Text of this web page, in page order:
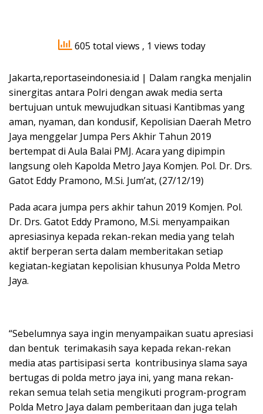
605 total views , 1 views today
Jakarta,reportaseindonesia.id | Dalam rangka menjalin
sinergitas antara Polri dengan awak media serta
bertujuan untuk mewujudkan situasi Kantibmas yang
aman, nyaman, dan kondusif, Kepolisian Daerah Metro
Jaya menggelar Jumpa Pers Akhir Tahun 2019
bertempat di Aula Balai PMJ. Acara yang dipimpin
langsung oleh Kapolda Metro Jaya Komjen. Pol. Dr. Drs.
Gatot Eddy Pramono, M.Si. Jum’at, (27/12/19)
Pada acara jumpa pers akhir tahun 2019 Komjen. Pol.
Dr. Drs. Gatot Eddy Pramono, M.Si. menyampaikan
apresiasinya kepada rekan-rekan media yang telah
aktif berperan serta dalam memberitakan setiap
kegiatan-kegiatan kepolisian khusunya Polda Metro
Jaya.
“Sebelumnya saya ingin menyampaikan suatu apresiasi
dan bentuk terimakasih saya kepada rekan-rekan
media atas partisipasi serta kontribusinya slama saya
bertugas di polda metro jaya ini, yang mana rekan-
rekan semua telah setia mengikuti program-program
Polda Metro Jaya dalam pemberitaan dan juga telah